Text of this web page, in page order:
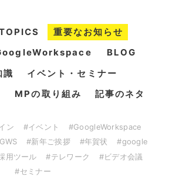
重要なお知らせ
BLOG
識
イベント・セミナー
MPの取り組み 記事のネタ
ン #イベント
#GoogleWorkspace
#新年ご挨拶 #年賀状
#google
用ツール #テレワーク
#ビデオ会議
#セミナー